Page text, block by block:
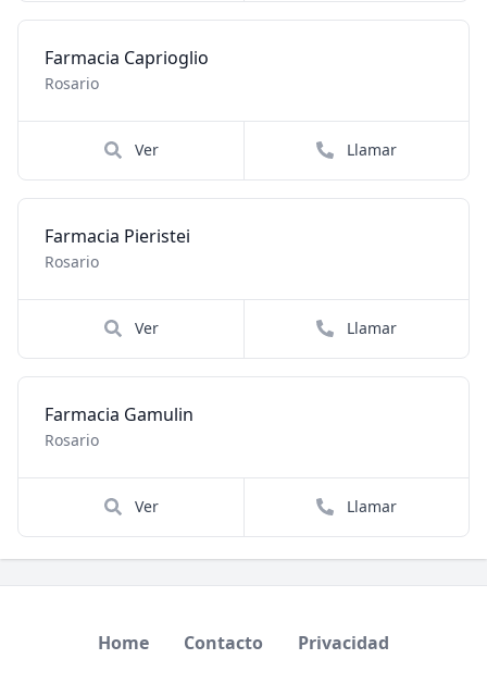
Farmacia Caprioglio
Rosario
Ver Llamar
Farmacia Pieristei
Rosario
Ver Llamar
Farmacia Gamulin
Rosario
Ver Llamar
Home Contacto Privacidad